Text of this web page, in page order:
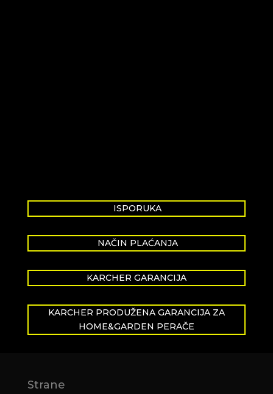
ISPORUKA
NAČIN PLAĆANJA
KARCHER GARANCIJA
KARCHER PRODUŽENA GARANCIJA ZA
HOME&GARDEN PERAČE
Strane